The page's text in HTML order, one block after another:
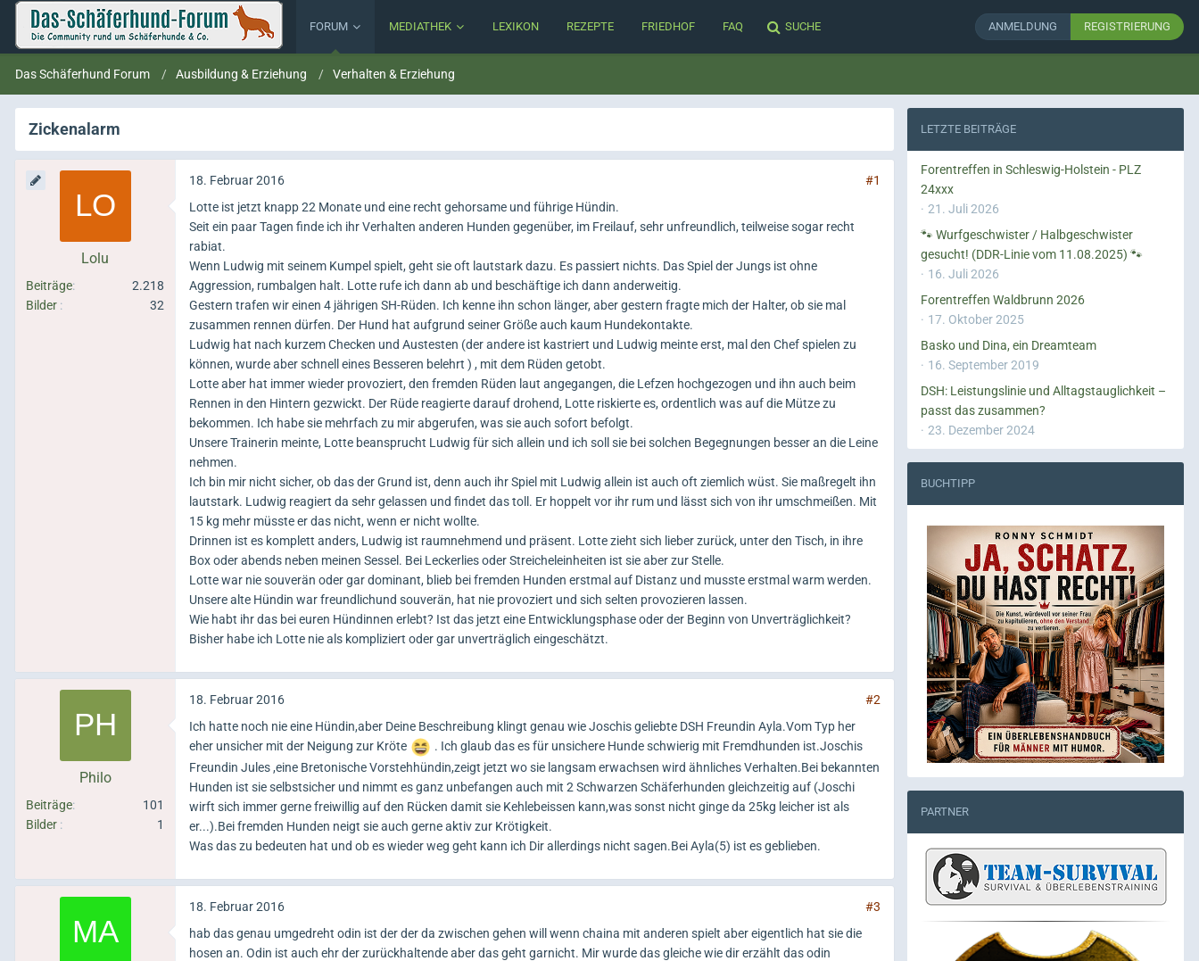
FORUM MEDIATHEK LEXIKON REZEPTE FRIEDHOF FAQ SUCHE ANMELDUNG REGISTRIERUNG
Das Schäferhund Forum Ausbildung & Erziehung Verhalten & Erziehung
Zickenalarm
Lolu
Beiträge
2.218
Bilder
32
18. Februar 2016
#1
Lotte ist jetzt knapp 22 Monate und eine recht gehorsame und führige Hündin.
Seit ein paar Tagen finde ich ihr Verhalten anderen Hunden gegenüber, im Freilauf, sehr unfreundlich, teilweise sogar recht
rabiat.
Wenn Ludwig mit seinem Kumpel spielt, geht sie oft lautstark dazu. Es passiert nichts. Das Spiel der Jungs ist ohne
Aggression, rumbalgen halt. Lotte rufe ich dann ab und beschäftige ich dann anderweitig.
Gestern trafen wir einen 4 jährigen SH-Rüden. Ich kenne ihn schon länger, aber gestern fragte mich der Halter, ob sie mal
zusammen rennen dürfen. Der Hund hat aufgrund seiner Größe auch kaum Hundekontakte.
Ludwig hat nach kurzem Checken und Austesten (der andere ist kastriert und Ludwig meinte erst, mal den Chef spielen zu
können, wurde aber schnell eines Besseren belehrt ) , mit dem Rüden getobt.
Lotte aber hat immer wieder provoziert, den fremden Rüden laut angegangen, die Lefzen hochgezogen und ihn auch beim
Rennen in den Hintern gezwickt. Der Rüde reagierte darauf drohend, Lotte riskierte es, ordentlich was auf die Mütze zu
bekommen. Ich habe sie mehrfach zu mir abgerufen, was sie auch sofort befolgt.
Unsere Trainerin meinte, Lotte beansprucht Ludwig für sich allein und ich soll sie bei solchen Begegnungen besser an die Leine
nehmen.
Ich bin mir nicht sicher, ob das der Grund ist, denn auch ihr Spiel mit Ludwig allein ist auch oft ziemlich wüst. Sie maßregelt ihn
lautstark. Ludwig reagiert da sehr gelassen und findet das toll. Er hoppelt vor ihr rum und lässt sich von ihr umschmeißen. Mit
15 kg mehr müsste er das nicht, wenn er nicht wollte.
Drinnen ist es komplett anders, Ludwig ist raumnehmend und präsent. Lotte zieht sich lieber zurück, unter den Tisch, in ihre
Box oder abends neben meinen Sessel. Bei Leckerlies oder Streicheleinheiten ist sie aber zur Stelle.
Lotte war nie souverän oder gar dominant, blieb bei fremden Hunden erstmal auf Distanz und musste erstmal warm werden.
Unsere alte Hündin war freundlichund souverän, hat nie provoziert und sich selten provozieren lassen.
Wie habt ihr das bei euren Hündinnen erlebt? Ist das jetzt eine Entwicklungsphase oder der Beginn von Unverträglichkeit?
Bisher habe ich Lotte nie als kompliziert oder gar unverträglich eingeschätzt.
Philo
Beiträge
101
Bilder
1
18. Februar 2016
#2
Ich hatte noch nie eine Hündin,aber Deine Beschreibung klingt genau wie Joschis geliebte DSH Freundin Ayla.Vom Typ her
eher unsicher mit der Neigung zur Kröte
. Ich glaub das es für unsichere Hunde schwierig mit Fremdhunden ist.Joschis
Freundin Jules ,eine Bretonische Vorstehhündin,zeigt jetzt wo sie langsam erwachsen wird ähnliches Verhalten.Bei bekannten
Hunden ist sie selbstsicher und nimmt es ganz unbefangen auch mit 2 Schwarzen Schäferhunden gleichzeitig auf (Joschi
wirft sich immer gerne freiwillig auf den Rücken damit sie Kehlebeissen kann,was sonst nicht ginge da 25kg leicher ist als
er...).Bei fremden Hunden neigt sie auch gerne aktiv zur Krötigkeit.
Was das zu bedeuten hat und ob es wieder weg geht kann ich Dir allerdings nicht sagen.Bei Ayla(5) ist es geblieben.
18. Februar 2016
#3
hab das genau umgedreht odin ist der der da zwischen gehen will wenn chaina mit anderen spielt aber eigentlich hat sie die
hosen an. Odin ist auch ehr der zurückhaltende aber das geht garnicht. Mir wurde das gleiche wie dir erzählt das odin
LETZTE BEITRÄGE
Forentreffen in Schleswig-Holstein - PLZ
24xxx
21. Juli 2026
🐾 Wurfgeschwister / Halbgeschwister
gesucht! (DDR-Linie vom 11.08.2025) 🐾
16. Juli 2026
Forentreffen Waldbrunn 2026
17. Oktober 2025
Basko und Dina, ein Dreamteam
16. September 2019
DSH: Leistungslinie und Alltagstauglichkeit –
passt das zusammen?
23. Dezember 2024
BUCHTIPP
PARTNER